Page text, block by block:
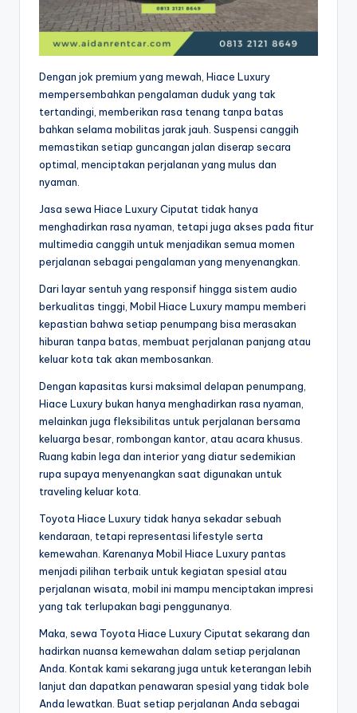
Dengan jok premium yang mewah, Hiace Luxury
mempersembahkan pengalaman duduk yang tak
tertandingi, memberikan rasa tenang tanpa batas
bahkan selama mobilitas jarak jauh. Suspensi canggih
memastikan setiap guncangan jalan diserap secara
optimal, menciptakan perjalanan yang mulus dan
nyaman.
Jasa sewa Hiace Luxury Ciputat tidak hanya
menghadirkan rasa nyaman, tetapi juga akses pada fitur
multimedia canggih untuk menjadikan semua momen
perjalanan sebagai pengalaman yang menyenangkan.
Dari layar sentuh yang responsif hingga sistem audio
berkualitas tinggi, Mobil Hiace Luxury mampu memberi
kepastian bahwa setiap penumpang bisa merasakan
hiburan tanpa batas, membuat perjalanan panjang atau
keluar kota tak akan membosankan.
Dengan kapasitas kursi maksimal delapan penumpang,
Hiace Luxury bukan hanya menghadirkan rasa nyaman,
melainkan juga fleksibilitas untuk perjalanan bersama
keluarga besar, rombongan kantor, atau acara khusus.
Ruang kabin lega dan interior yang diatur sedemikian
rupa supaya menyenangkan saat digunakan untuk
traveling keluar kota.
Toyota Hiace Luxury tidak hanya sekadar sebuah
kendaraan, tetapi representasi lifestyle serta
kemewahan. Karenanya Mobil Hiace Luxury pantas
menjadi pilihan terbaik untuk kegiatan spesial atau
perjalanan wisata, mobil ini mampu menciptakan impresi
yang tak terlupakan bagi penggunanya.
Maka, sewa Toyota Hiace Luxury Ciputat sekarang dan
hadirkan nuansa kemewahan dalam setiap perjalanan
Anda. Kontak kami sekarang juga untuk keterangan lebih
lanjut dan dapatkan penawaran spesial yang tidak bole
Anda lewatkan. Buat setiap perjalanan Anda sebagai